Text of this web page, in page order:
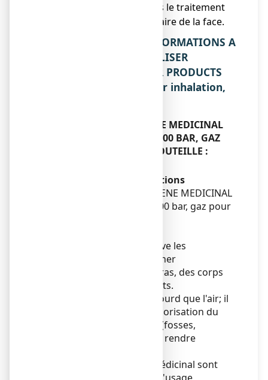
● Il peut être utilisé dans le traitement
des crises d'algie vasculaire de la face.
2. QUELLES SONT LES INFORMATIONS A
CONNAITRE AVANT D’UTILISER
OXYGENE MEDICINAL AIR PRODUCTS
MEDICAL 200 bar, gaz pour inhalation,
N’utilisez jamais OXYGENE MEDICINAL
AIR PRODUCTS MEDICAL 200 BAR, GAZ
POUR INHALATION, EN BOUTEILLE :
Avertissements et précautions
Faites attention avec OXYGENE MEDICINAL
AIR PRODUCTS MEDICAL 200 bar, gaz pour
L'oxygène entretient et active les
combustions; il peut entraîner
l'inflammation des corps gras, des corps
organiques et des vêtements.
L'oxygène est un gaz plus lourd que l'air; il
peut s'accumuler après vaporisation du
liquide dans les points bas (fosses,
caniveaux, sous-sols,...) et y rendre
Les bouteilles d'oxygène médicinal sont